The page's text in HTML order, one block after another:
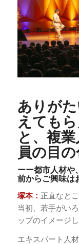
ありが
えても
と、複
員の目の
ーー都市人材や
前からご興味は
塚本： 正直なと
当初、若手がい
ップのイメージ
エキスパート人